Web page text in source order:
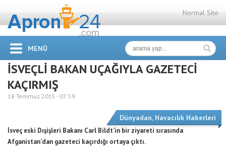
Normal Site
MENÜ
İSVEÇLİ BAKAN UÇAĞIYLA GAZETECİ
KAÇIRMIŞ
18 Temmuz 2015 - 07:59
Dünyadan, Havacılık Haberleri
İsveç eski Dışişleri Bakanı Carl Bildt’in bir ziyareti sırasında
Afganistan’dan gazeteci kaçırdığı ortaya çıktı.